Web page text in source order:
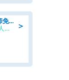
＞
「残業ほぼなし」調理スタッフ/調理師免許必須/正職員/日勤のみ/介護付き有料老人ホーム/社会保障完備
群馬郵便逓送 株式会社/介護付有料老人ホーム ふる里